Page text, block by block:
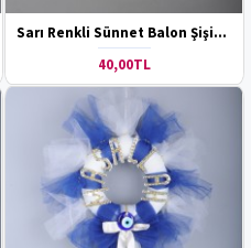
Sarı Renkli Sünnet Balon Şişirme Pompası
40,00TL